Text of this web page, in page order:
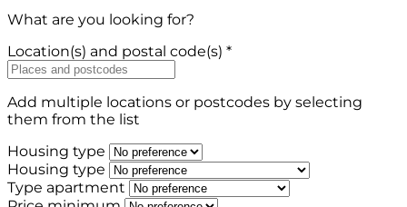
What are you looking for?
Location(s) and postal code(s) *
Add multiple locations or postcodes by selecting
them from the list
Housing type
Housing type
Type apartment